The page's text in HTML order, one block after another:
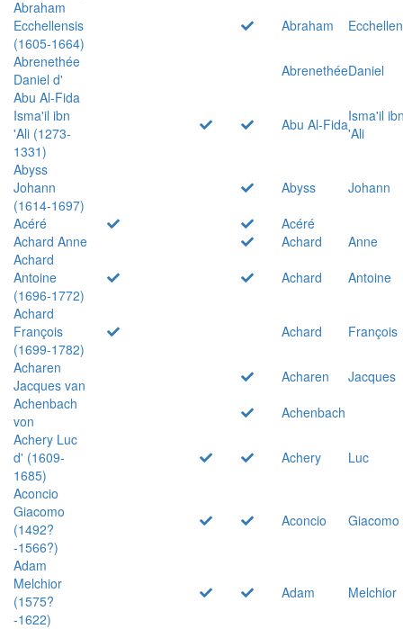
Abraham
Ecchellensis
(1605-1664)
Abraham
Abrenethée
Daniel d'
AbrenethéeDaniel
Abu Al-Fida
Isma'il ibn
'Ali (1273-
1331)
Abu Al-FidaIsma'il
'Ali
Abyss
Johann
(1614-1697)
Abyss
Johann
Acéré
Acéré
Achard Anne
Achard
Anne
Achard
Antoine
(1696-1772)
Achard
Antoine
Achard
François
(1699-1782)
Achard
François
Acharen
Jacques van
Acharen
Jacques
Achenbach
von
Achenbach
Achery Luc
d' (1609-
1685)
Achery
Luc
Aconcio
Giacomo
(1492?
-1566?)
Aconcio Giacomo
Adam
Melchior
(1575?
-1622)
Adam Melchior